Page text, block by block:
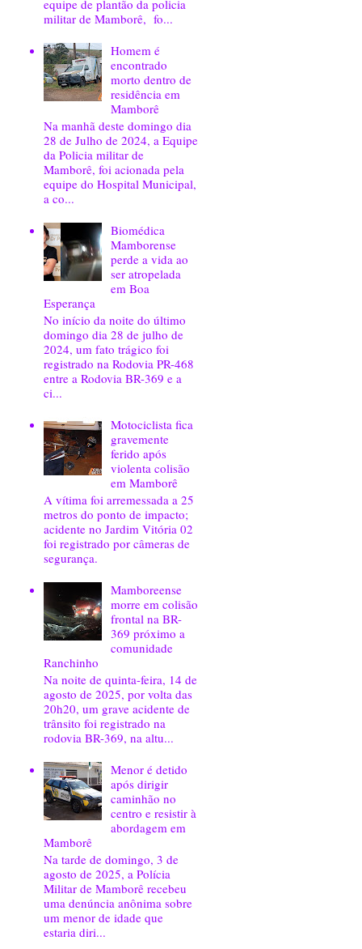
equipe de plantão da policia
militar de Mamborê, fo...
Homem é
encontrado
morto dentro de
residência em
Mamborê
Na manhã deste domingo dia
28 de Julho de 2024, a Equipe
da Policia militar de
Mamborê, foi acionada pela
equipe do Hospital Municipal,
a co...
Biomédica
Mamborense
perde a vida ao
ser atropelada
em Boa
Esperança
No início da noite do último
domingo dia 28 de julho de
2024, um fato trágico foi
registrado na Rodovia PR-468
entre a Rodovia BR-369 e a
ci...
Motociclista fica
gravemente
ferido após
violenta colisão
em Mamborê
A vítima foi arremessada a 25
metros do ponto de impacto;
acidente no Jardim Vitória 02
foi registrado por câmeras de
segurança.
Mamboreense
morre em colisão
frontal na BR-
369 próximo a
comunidade
Ranchinho
Na noite de quinta-feira, 14 de
agosto de 2025, por volta das
20h20, um grave acidente de
trânsito foi registrado na
rodovia BR-369, na altu...
Menor é detido
após dirigir
caminhão no
centro e resistir à
abordagem em
Mamborê
Na tarde de domingo, 3 de
agosto de 2025, a Polícia
Militar de Mamborê recebeu
uma denúncia anônima sobre
um menor de idade que
estaria diri...